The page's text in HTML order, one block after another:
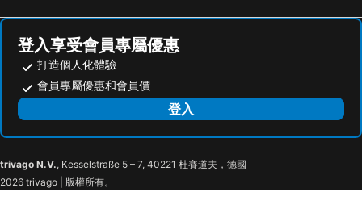
登入享受會員專屬優惠
打造個人化體驗
會員專屬優惠和會員價
登入
trivago N.V., Kesselstraße 5 – 7, 40221 杜賽道夫，德國
2026 trivago | 版權所有。